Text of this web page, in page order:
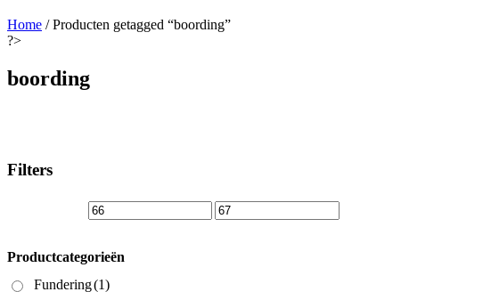
Home / Producten getagged “boording”
?>
boording
Filters
Productcategorieën
Fundering(1)